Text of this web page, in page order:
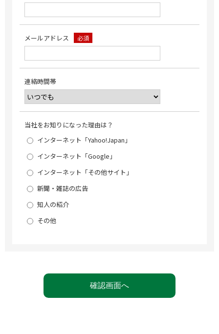
メールアドレス 必須
連絡時間帯
当社をお知りになった理由は？
インターネット「Yahoo!Japan」
インターネット「Google」
インターネット「その他サイト」
新聞・雑誌の広告
知人の紹介
その他